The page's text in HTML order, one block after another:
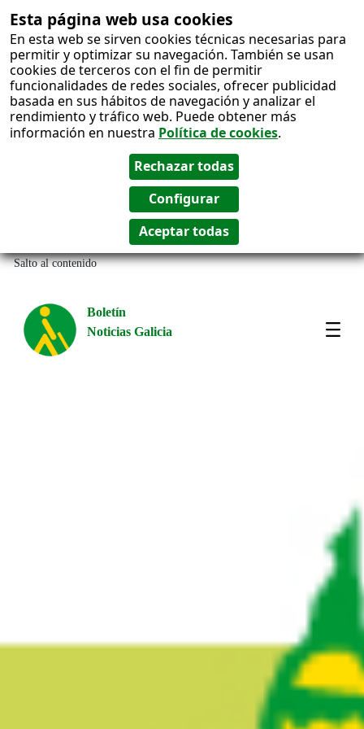
Esta página web usa cookies
En esta web se sirven cookies técnicas necesarias para
permitir y optimizar su navegación. También se usan
cookies de terceros con el fin de permitir
funcionalidades de redes sociales, ofrecer publicidad
basada en sus hábitos de navegación y analizar el
rendimiento y tráfico web. Puede obtener más
información en nuestra Política de cookies.
Salto al contenido
Boletín
Noticias Galicia